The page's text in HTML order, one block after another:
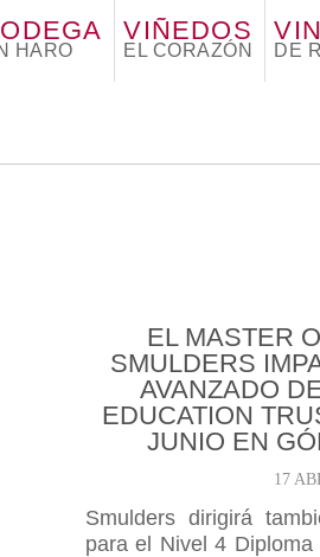
HARO
VIÑEDOS
EL CORAZÓN DE
EL MASTER
SMULDERS
AVANZADO
EDUCATION
JUNIO EN
17
Smulders dirigirá
para el Nivel 4